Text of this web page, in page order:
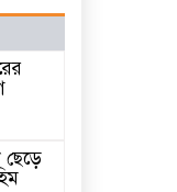
ছেড়ে